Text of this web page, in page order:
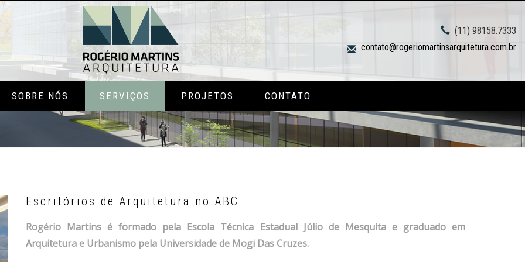
(11) 98158.7333
contato@rogeriomartinsarquitetura.com.br
SOBRE NÓS SERVIÇOS PROJETOS CONTATO
Escritórios de Arquitetura no ABC
Rogério Martins é formado pela Escola Técnica Estadual Júlio de Mesquita e graduado em
Arquitetura e Urbanismo pela Universidade de Mogi Das Cruzes.